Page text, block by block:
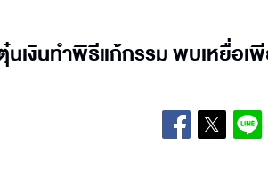
เงินทำพิธีแก้กรรม พบเหยื่อเ